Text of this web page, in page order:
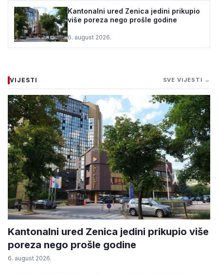
5. august 2026.•199 pregleda
Kantonalni ured Zenica jedini prikupio
više poreza nego prošle godine
6. august 2026.
VIJESTI SVE VIJESTI →
Kantonalni ured Zenica jedini prikupio više
poreza nego prošle godine
6. august 2026.